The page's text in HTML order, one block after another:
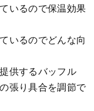
いるので保温効果
いるのでどんな向
供するバッフル
張り具合を調節で